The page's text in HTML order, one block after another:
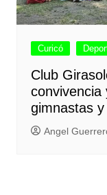
Curicó
Club
convivencia
gimnastas
Angel